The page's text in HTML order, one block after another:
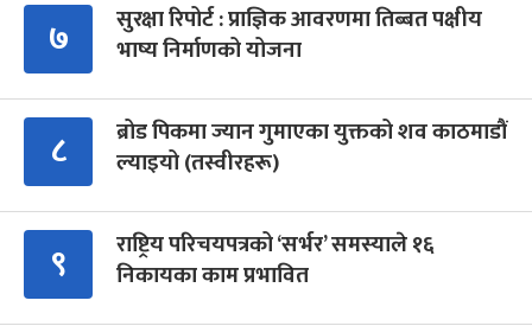
७
सुरक्षा रिपोर्ट : प्राज्ञिक आवरणमा तिब्बत पक्षीय
भाष्य निर्माणको योजना
८
ब्रोड पिकमा ज्यान गुमाएका युक्तको शव काठमाडौं
ल्याइयो (तस्वीरहरू)
९
राष्ट्रिय परिचयपत्रको ‘सर्भर’ समस्याले १६
निकायका काम प्रभावित